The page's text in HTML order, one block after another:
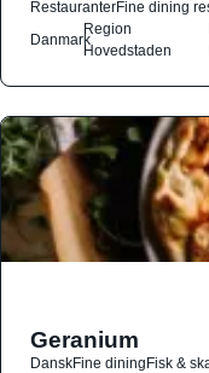
RestauranterFine dining
Danmark
Region
Hovedstaden
Geranium
DanskFine diningFisk &